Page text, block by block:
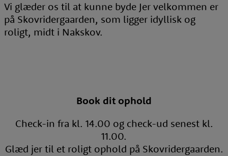
Vi glæder os til at kunne byde Jer velkommen er
på Skovridergaarden, som ligger idyllisk og
roligt, midt i Nakskov.
Book dit ophold
Check-in fra kl. 14.00 og check-ud senest kl.
11.00.
Glæd jer til et roligt ophold på Skovridergaarden.